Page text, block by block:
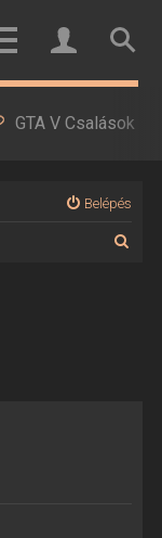
GTA V Csalások
Belépés